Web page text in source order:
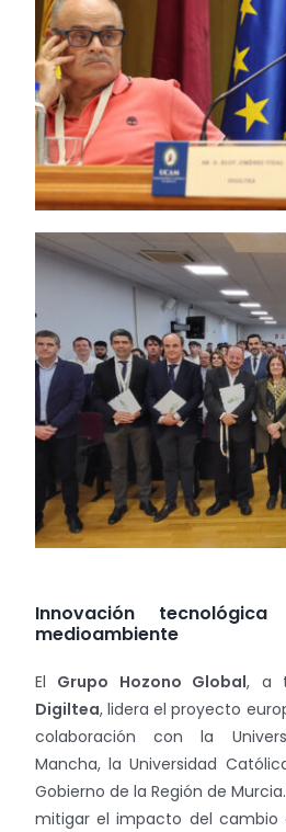
Innovación
medioambiente
El Grupo Hozono Global, a
Digiltea, lidera el proyecto
colaboración con la
Mancha, la Universidad
Gobierno de la Región de
mitigar el impacto del